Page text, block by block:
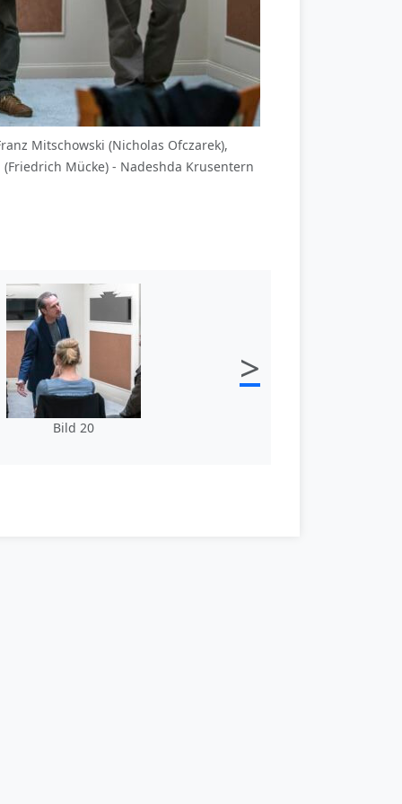
Mitschowski (Nicholas Ofczarek),
Mücke) - Nadeshda Krusentern
Bild 20
>